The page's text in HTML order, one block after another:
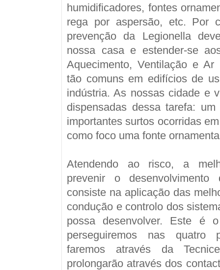
humidificadores, fontes
rega por aspersão, etc. Por
prevenção da Legionella
nossa casa e estender-se
Aquecimento, Ventilação e Ar
tão comuns em edifícios de
indústria. As nossas cidade e
dispensadas dessa tarefa:
importantes surtos ocorridas
como foco uma fonte
Atendendo ao risco, a
prevenir o desenvolvimento
consiste na aplicação das
condução e controlo dos
possa desenvolver. Este é
perseguiremos nas quatro
faremos através da
prolongarão através dos